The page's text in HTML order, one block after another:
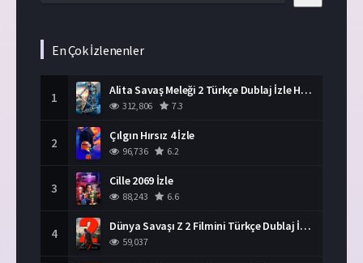
En Çok İzlenenler
1 Alita Savaş Meleği 2 Türkçe Dublaj İzle HD Film
312,806 7.3
2 Çılgın Hırsız 4 İzle
96,736 6.2
3 Cille 2069 İzle
88,243 6.6
4 Dünya Savaşı Z 2 Filmini Türkçe Dublaj İzle
59,037